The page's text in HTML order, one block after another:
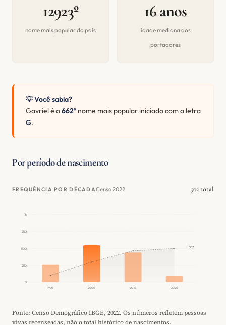
12923º
nome mais popular do país
16 anos
idade mediana dos
portadores
💡 Você sabia?
Gavriel é o662º nome mais popular iniciado com a letra
G.
Por período de nascimento
FREQUÊNCIA POR DÉCADACenso 2022 502 total
0
250
500
750
1k
1990 2000 2010 2020
502
Fonte: Censo Demográfico IBGE, 2022. Os números refletem pessoas
vivas recenseadas, não o total histórico de nascimentos.